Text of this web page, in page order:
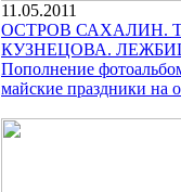
11.05.2011
ОСТРОВ САХАЛИН.
КУЗНЕЦОВА.
Пополнение
майские праздники на